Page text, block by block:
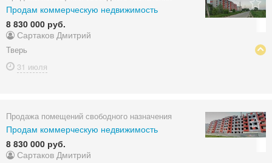
Продам коммерческую недвижимость
8 830 000 руб.
Сартаков Дмитрий
Тверь
31 июля
Продажа помещений свободного назначения
Продам коммерческую недвижимость
8 830 000 руб.
Сартаков Дмитрий